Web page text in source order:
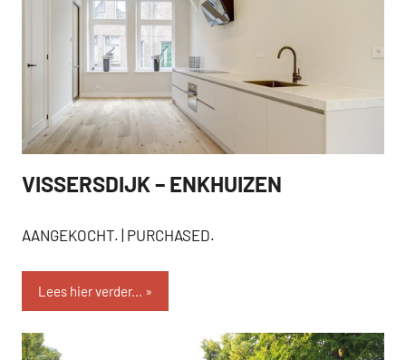
AANGEKOCHT
VISSERSDIJK – ENKHUIZEN
AANGEKOCHT. | PURCHASED.
Lees hier verder...